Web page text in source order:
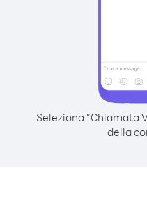
Seleziona “Chiamata
della